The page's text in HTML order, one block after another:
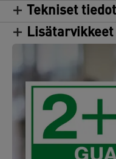
Tekniset